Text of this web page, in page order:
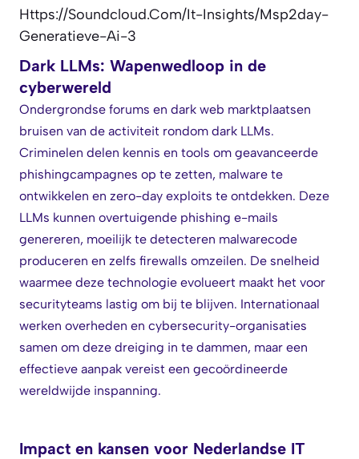
Https://soundcloud.com/it-Insights/msp2day-
Generatieve-Ai-3
Dark LLMs: Wapenwedloop in de
cyberwereld
Ondergrondse forums en dark web marktplaatsen
bruisen van de activiteit rondom dark LLMs.
Criminelen delen kennis en tools om geavanceerde
phishingcampagnes op te zetten, malware te
ontwikkelen en zero-day exploits te ontdekken. Deze
LLMs kunnen overtuigende phishing e-mails
genereren, moeilijk te detecteren malwarecode
produceren en zelfs firewalls omzeilen. De snelheid
waarmee deze technologie evolueert maakt het voor
securityteams lastig om bij te blijven. Internationaal
werken overheden en cybersecurity-organisaties
samen om deze dreiging in te dammen, maar een
effectieve aanpak vereist een gecoördineerde
wereldwijde inspanning.
Impact en kansen voor Nederlandse IT